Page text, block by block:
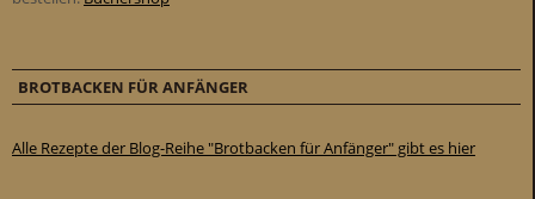
BROTBACKEN FÜR ANFÄNGER
Alle Rezepte der Blog-Reihe "Brotbacken für Anfänger" gibt es hier